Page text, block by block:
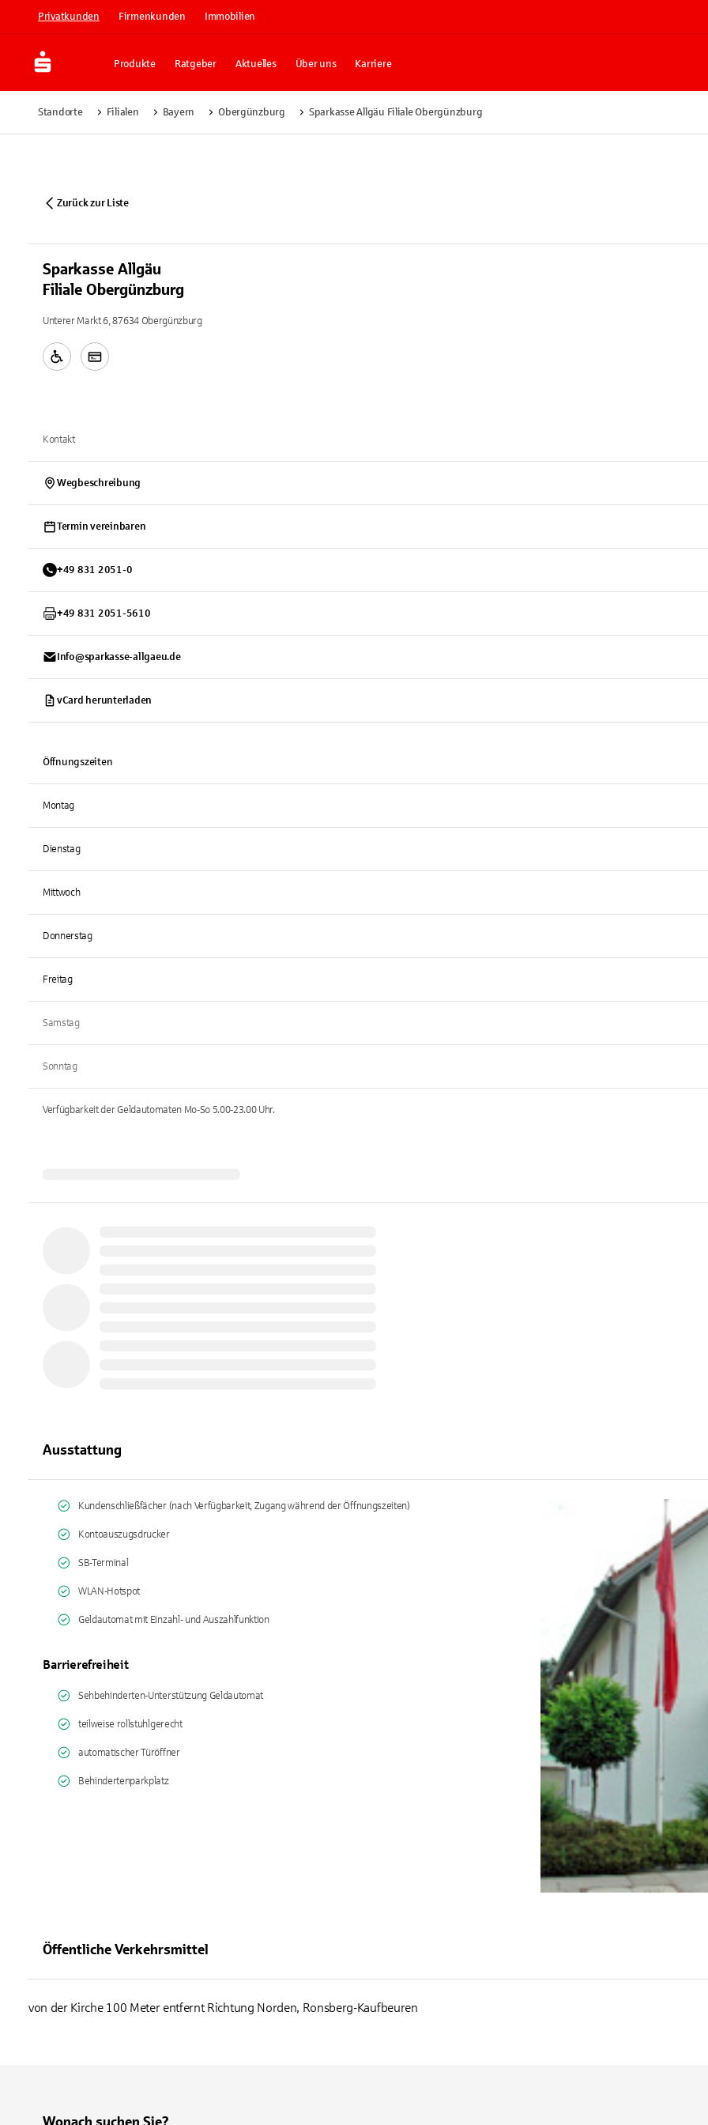
Privatkunden Firmenkunden Immobilien
Produkte Ratgeber Aktuelles Über uns Karriere
Standorte Filialen Bayern Obergünzburg Sparkasse Allgäu Filiale Obergünzburg
Zurück zur Liste
Sparkasse Allgäu
Filiale Obergünzburg
Unterer Markt 6, 87634 Obergünzburg
Kontakt
Wegbeschreibung
Termin vereinbaren
+49 831 2051-0
+49 831 2051-5610
Info@sparkasse-allgaeu.de
vCard herunterladen
Öffnungszeiten
Montag
Dienstag
Mittwoch
Donnerstag
Freitag
Samstag
Sonntag
Verfügbarkeit der Geldautomaten Mo-So 5.00-23.00Uhr.
Ausstattung
Kundenschließfächer (nach Verfügbarkeit, Zugang während der Öffnungszeiten)
Kontoauszugsdrucker
SB-Terminal
WLAN-Hotspot
Geldautomat mit Einzahl- und Auszahlfunktion
Barrierefreiheit
Sehbehinderten-Unterstützung Geldautomat
teilweise rollstuhlgerecht
automatischer Türöffner
Behindertenparkplatz
Öffentliche Verkehrsmittel
von der Kirche 100 Meter entfernt Richtung Norden, Ronsberg-Kaufbeuren